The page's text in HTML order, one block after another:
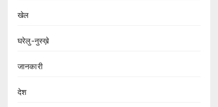
खेल
घरेलु-नुस्ख़े
जानकारी
देश